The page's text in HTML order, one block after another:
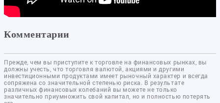
Комментарии
Прежде, чем вы приступите к торговле на финансовых рынках, вы
должны учесть, что торговля валютой, акциями и другими
инвестиционными продуктами имеет рыночный характер и всегда
сопряжена со значительной степенью риска. В результате
различных финансовых колебаний вы можете не только
значительно приумножить свой капитал, но и полностью потерять